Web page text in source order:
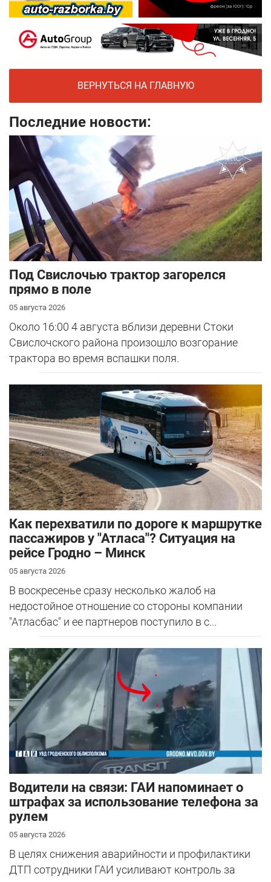
ВЕРНУТЬСЯ НА ГЛАВНУЮ
Последние новости:
Под Свислочью трактор загорелся
прямо в поле
05 августа 2026
Около 16:00 4 августа вблизи деревни Стоки
Свислочского района произошло возгорание
трактора во время вспашки поля.
Как перехватили по дороге к маршрутке
пассажиров у "Атласа"? Ситуация на
рейсе Гродно – Минск
05 августа 2026
В воскресенье сразу несколько жалоб на
недостойное отношение со стороны компании
"Атласбас" и ее партнеров поступило в с...
Водители на связи: ГАИ напоминает о
штрафах за использование телефона за
рулем
05 августа 2026
В целях снижения аварийности и профилактики
ДТП сотрудники ГАИ усиливают контроль за